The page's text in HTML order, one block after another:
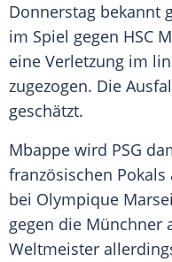
Donnerstag bekannt
im Spiel gegen HSC
eine Verletzung im
zugezogen. Die
geschätzt.
Mbappe wird PSG
französischen
bei Olympique
gegen die Münchner
Weltmeister